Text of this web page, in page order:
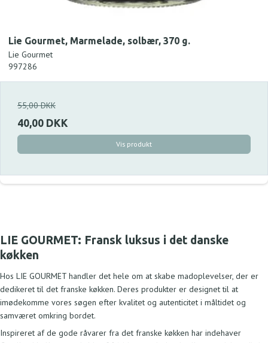
Lie Gourmet, Marmelade, solbær, 370 g.
Lie Gourmet
997286
55,00 DKK
40,00 DKK
Vis produkt
LIE GOURMET: Fransk luksus i det danske
køkken
Hos LIE GOURMET handler det hele om at skabe madoplevelser, der er
dedikeret til det franske køkken. Deres produkter er designet til at
imødekomme vores søgen efter kvalitet og autenticitet i måltidet og
samværet omkring bordet.
Inspireret af de gode råvarer fra det franske køkken har indehaver